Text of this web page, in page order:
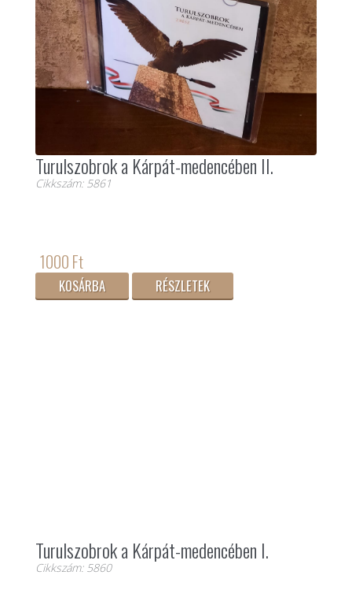
Turulszobrok a Kárpát-medencében II.
Cikkszám: 5861
1000 Ft
KOSÁRBA RÉSZLETEK
Turulszobrok a Kárpát-medencében I.
Cikkszám: 5860